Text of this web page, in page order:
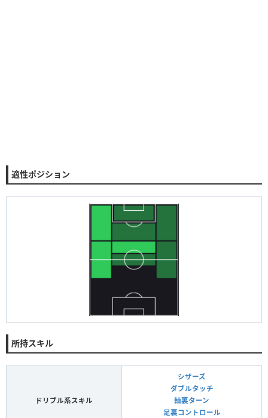
適性ポジション
所持スキル
ドリブル系スキル
シザーズ
ダブルタッチ
軸裏ターン
足裏コントロール